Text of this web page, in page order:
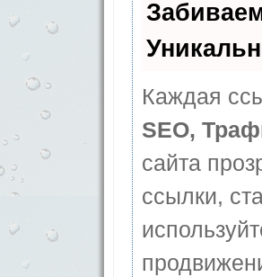
Каждая
SEO,
сайта
ссылки,